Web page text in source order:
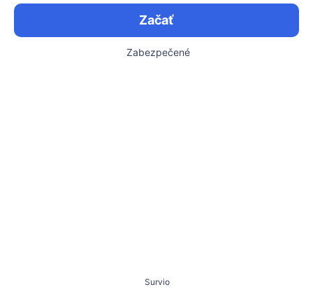
Začať
Zabezpečené
Survio